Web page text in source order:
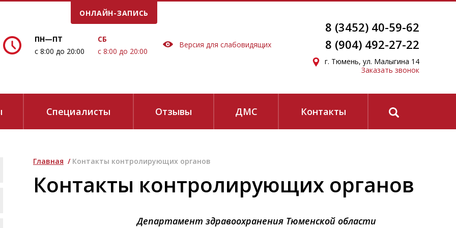
8 (3452) 40-59-62
8 (904) 492-27-22
г. Тюмень, ул. Малыгина 14
Заказать звонок
ПН—ПТ
с 8:00 до 20:00
СБ
с 8:00 до 20:00
Версия для слабовидящих
ОНЛАЙН-ЗАПИСЬ
Специалисты Отзывы ДМС Контакты
Главная / Контакты контролирующих органов
Контакты контролирующих органов
Департамент здравоохранения Тюменской области